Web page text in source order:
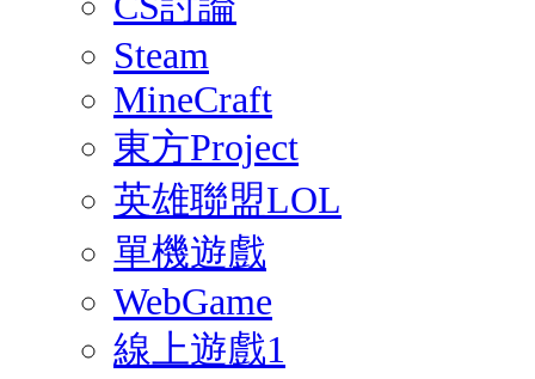
Steam
MineCraft
東方Project
英雄聯盟LOL
單機遊戲
WebGame
線上遊戲1